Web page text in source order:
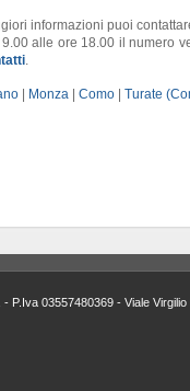
informazioni puoi
alle ore 18.00 il numero
.
Monza Como Turate
- P.Iva 03557480369 - Viale